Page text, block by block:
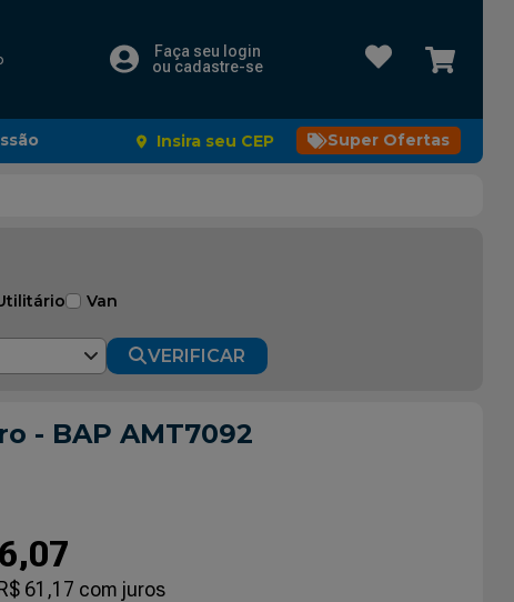
Faça seu login
ou cadastre-se
Insira seu CEP Super Ofertas
Van
VERIFICAR
- BAP AMT7092
,07
R$ 61 ,17 com juros